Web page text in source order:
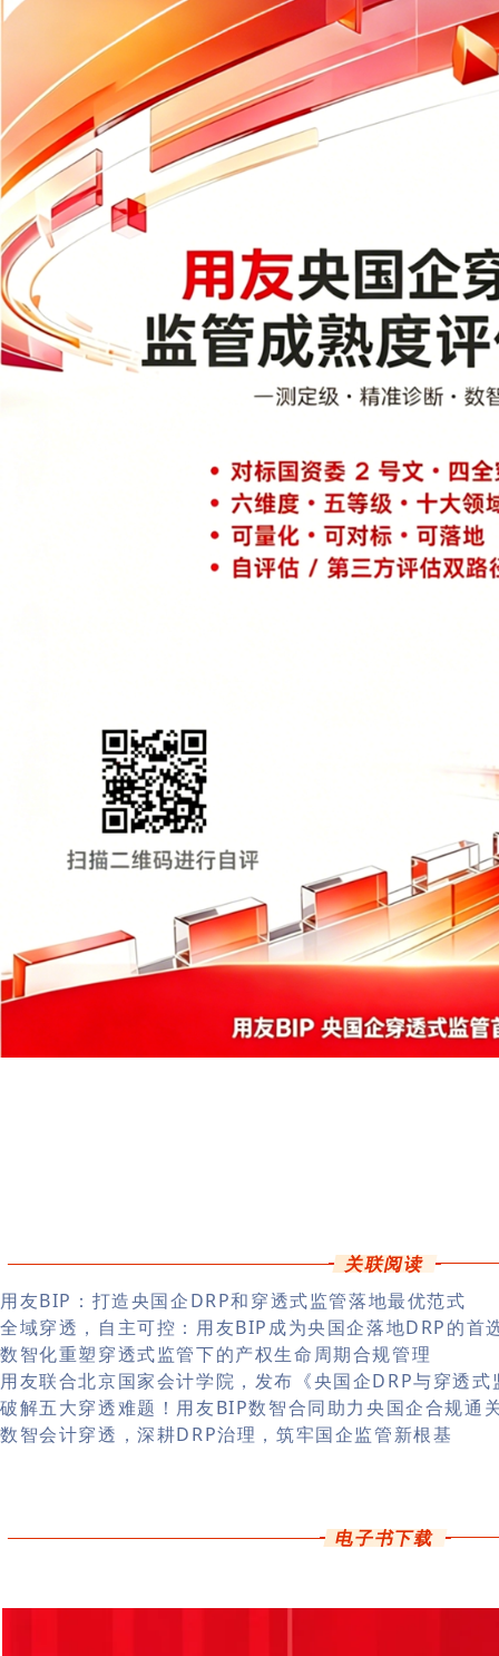
关联阅读
用友BIP：打造央国企DRP和穿透式监管落地最优范式
全域穿透，自主可控：用友BIP成为央国企落地DRP的首
数智化重塑穿透式监管下的产权生命周期合规管理
用友联合北京国家会计学院，发布《央国企DRP与穿透式
破解五大穿透难题！用友BIP数智合同助力央国企合规通
数智会计穿透，深耕DRP治理，筑牢国企监管新根基
电子书下载